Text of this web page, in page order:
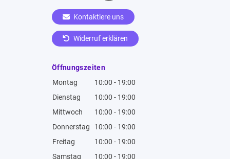
Kontaktiere uns
Widerruf erklären
Öffnungszeiten
Montag
10:00 - 19:00
Dienstag
10:00 - 19:00
Mittwoch
10:00 - 19:00
Donnerstag
10:00 - 19:00
Freitag
10:00 - 19:00
Samstag
10:00 - 19:00